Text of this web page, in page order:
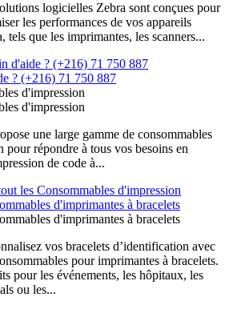
logicielles Zebra sont conçues pour
les performances de vos appareils
tels que les imprimantes, les scanners...
d'aide ? (+216) 71 750 887
? (+216) 71 750 887
d'impression
d'impression
une large gamme de consommables
pour répondre à tous vos besoins en
de code à...
les Consommables d'impression
d'imprimantes à bracelets
d'imprimantes à bracelets
vos bracelets d’identification avec
pour imprimantes à bracelets.
pour les événements, les hôpitaux, les
ou les...